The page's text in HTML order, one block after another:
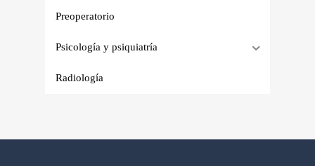
Preoperatorio
Psicología y psiquiatría
Radiología